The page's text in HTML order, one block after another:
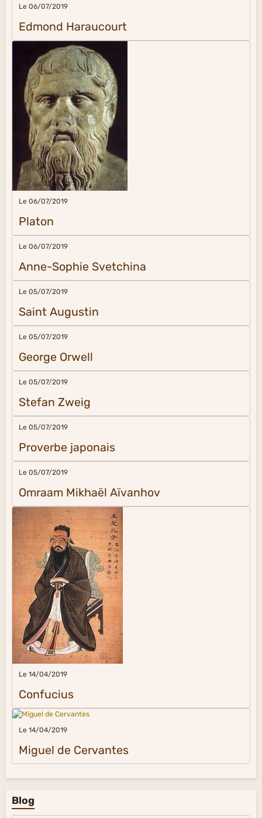
Le 06/07/2019
Edmond Haraucourt
Le 06/07/2019
Platon
Le 06/07/2019
Anne-Sophie Svetchina
Le 05/07/2019
Saint Augustin
Le 05/07/2019
George Orwell
Le 05/07/2019
Stefan Zweig
Le 05/07/2019
Proverbe japonais
Le 05/07/2019
Omraam Mikhaël Aïvanhov
Le 14/04/2019
Confucius
Le 14/04/2019
Miguel de Cervantes
Blog